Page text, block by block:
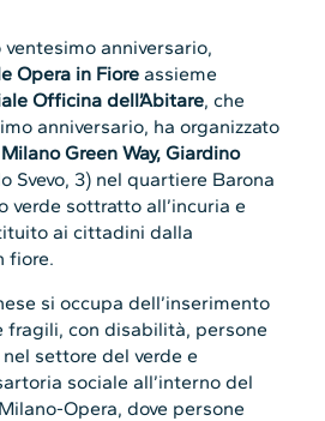
anniversario,
Opera in Fiore assieme
Officina dell’Abitare, che
anniversario, ha organizzato
Milano Green Way, Giardino
Svevo, 3) nel quartiere Barona
verde sottratto all’incuria e
ai cittadini dalla
fiore.
si occupa dell’inserimento
fragili, con disabilità, persone
settore del verde e
sociale all’interno del
Opera, dove persone